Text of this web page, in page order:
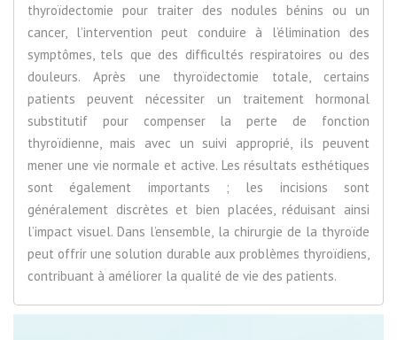
thyroïdectomie pour traiter des nodules bénins ou un
cancer, l’intervention peut conduire à l’élimination des
symptômes, tels que des difficultés respiratoires ou des
douleurs. Après une thyroïdectomie totale, certains
patients peuvent nécessiter un traitement hormonal
substitutif pour compenser la perte de fonction
thyroïdienne, mais avec un suivi approprié, ils peuvent
mener une vie normale et active. Les résultats esthétiques
sont également importants ; les incisions sont
généralement discrètes et bien placées, réduisant ainsi
l’impact visuel. Dans l’ensemble, la chirurgie de la thyroïde
peut offrir une solution durable aux problèmes thyroïdiens,
contribuant à améliorer la qualité de vie des patients.